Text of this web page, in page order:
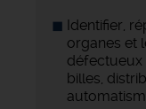
Identifier,
organes et
défectueux
billes,